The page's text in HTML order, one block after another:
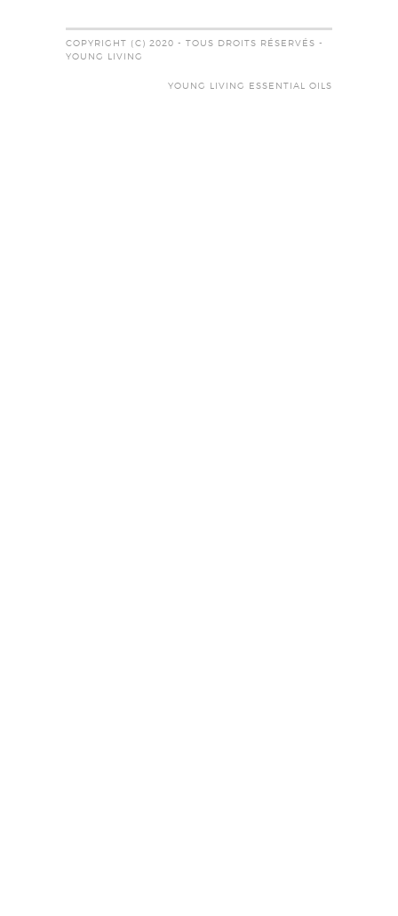
COPYRIGHT (C) 2020 - TOUS DROITS RÉSERVÉS -
YOUNG LIVING
YOUNG LIVING ESSENTIAL OILS